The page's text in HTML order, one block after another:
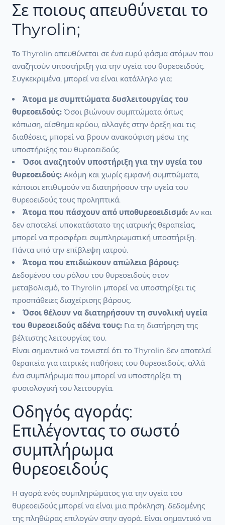
Σε ποιους απευθύνεται το
Thyrolin;
Το Thyrolin απευθύνεται σε ένα ευρύ φάσμα ατόμων που
αναζητούν υποστήριξη για την υγεία του θυρεοειδούς.
Συγκεκριμένα, μπορεί να είναι κατάλληλο για:
Άτομα με συμπτώματα δυσλειτουργίας του
θυρεοειδούς: Όσοι βιώνουν συμπτώματα όπως
κόπωση, αίσθημα κρύου, αλλαγές στην όρεξη και τις
διαθέσεις, μπορεί να βρουν ανακούφιση μέσω της
υποστήριξης του θυρεοειδούς.
Όσοι αναζητούν υποστήριξη για την υγεία του
θυρεοειδούς: Ακόμη και χωρίς εμφανή συμπτώματα,
κάποιοι επιθυμούν να διατηρήσουν την υγεία του
θυρεοειδούς τους προληπτικά.
Άτομα που πάσχουν από υποθυρεοειδισμό: Αν και
δεν αποτελεί υποκατάστατο της ιατρικής θεραπείας,
μπορεί να προσφέρει συμπληρωματική υποστήριξη.
Πάντα υπό την επίβλεψη ιατρού.
Άτομα που επιδιώκουν απώλεια βάρους:
Δεδομένου του ρόλου του θυρεοειδούς στον
μεταβολισμό, το Thyrolin μπορεί να υποστηρίξει τις
προσπάθειες διαχείρισης βάρους.
Όσοι θέλουν να διατηρήσουν τη συνολική υγεία
του θυρεοειδούς αδένα τους: Για τη διατήρηση της
βέλτιστης λειτουργίας του.
Είναι σημαντικό να τονιστεί ότι το Thyrolin δεν αποτελεί
θεραπεία για ιατρικές παθήσεις του θυρεοειδούς, αλλά
ένα συμπλήρωμα που μπορεί να υποστηρίξει τη
φυσιολογική του λειτουργία.
Οδηγός αγοράς:
Επιλέγοντας το σωστό
συμπλήρωμα
θυρεοειδούς
Η αγορά ενός συμπληρώματος για την υγεία του
θυρεοειδούς μπορεί να είναι μια πρόκληση, δεδομένης
της πληθώρας επιλογών στην αγορά. Είναι σημαντικό να